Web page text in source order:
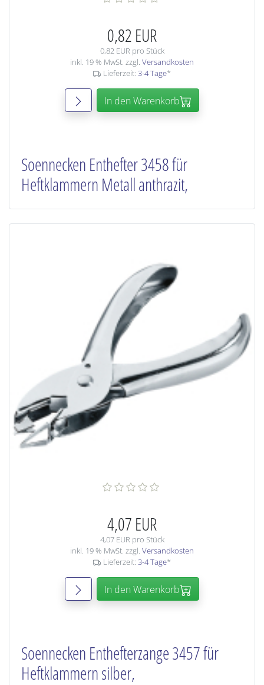
0,82 EUR
0,82 EUR pro Stück
inkl. 19 % MwSt. zzgl. Versandkosten
Lieferzeit: 3-4 Tage*
In den Warenkorb
Soennecken Enthefter 3458 für
Heftklammern Metall anthrazit,
4,07 EUR
4,07 EUR pro Stück
inkl. 19 % MwSt. zzgl. Versandkosten
Lieferzeit: 3-4 Tage*
In den Warenkorb
Soennecken Enthefterzange 3457 für
Heftklammern silber,